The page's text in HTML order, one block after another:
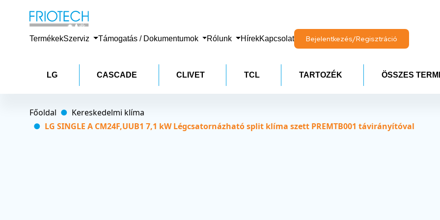
TermékekSzerviz Támogatás / Dokumentumok Rólunk HírekKapcsolat Bejelentkezés/Regisztráció
LG CASCADE CLIVET TCL TARTOZÉK ÖSSZES
Főoldal
Kereskedelmi klíma
LG SINGLE A CM24F,UUB1 7,1 kW Légcsatornázható split klíma szett PREMTB001 távirányítóval